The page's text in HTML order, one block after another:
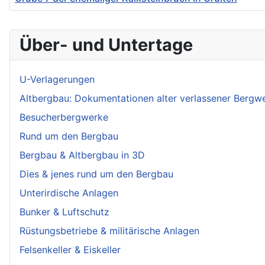
Über- und Untertage
U-Verlagerungen
Altbergbau: Dokumentationen alter verlassener
Besucherbergwerke
Rund um den Bergbau
Bergbau & Altbergbau in 3D
Dies & jenes rund um den Bergbau
Unterirdische Anlagen
Bunker & Luftschutz
Rüstungsbetriebe & militärische Anlagen
Felsenkeller & Eiskeller